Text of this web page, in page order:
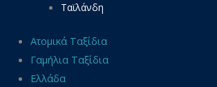
Ταϊλάνδη
Ατομικά Ταξίδια
Γαμήλια Ταξίδια
Ελλάδα